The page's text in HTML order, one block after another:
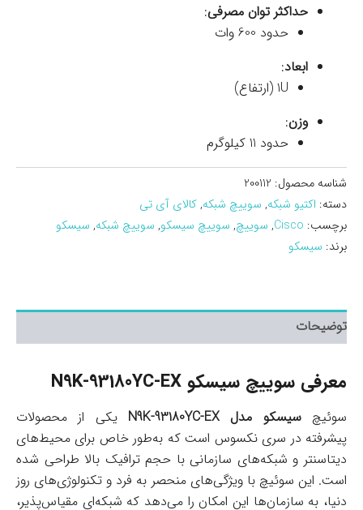
حداکثر توان مصرفی:
حدود 600 وات
ابعاد:
1U (ارتفاع)
وزن:
حدود 11 کیلوگرم
شناسه محصول: 200112
دسته: اکتیو شبکه, سوییچ شبکه,کالای آی تی
برچسب: Cisco
, سوییچ, سوییچ سیسکو, سوییچ شبکه, سیسکو
برند: سیسکو
توضیحات
معرفی سوييچ سيسکو N9K-93180YC-EX
سوئیچسیسکو مدل N9K-93180YC-EX
یکی از محصولات
پیشرفته در سری نکسوس است که به‌طور خاص برای محیط‌های
دیتاسنتر و شبکه‌های سازمانی با حجم ترافیک بالا طراحی شده
است. این سوئیچ با ویژگی‌های منحصر به فرد و تکنولوژی‌های روز
دنیا، به سازمان‌ها این امکان را می‌دهد که شبکه‌ای مقیاس‌پذیر،